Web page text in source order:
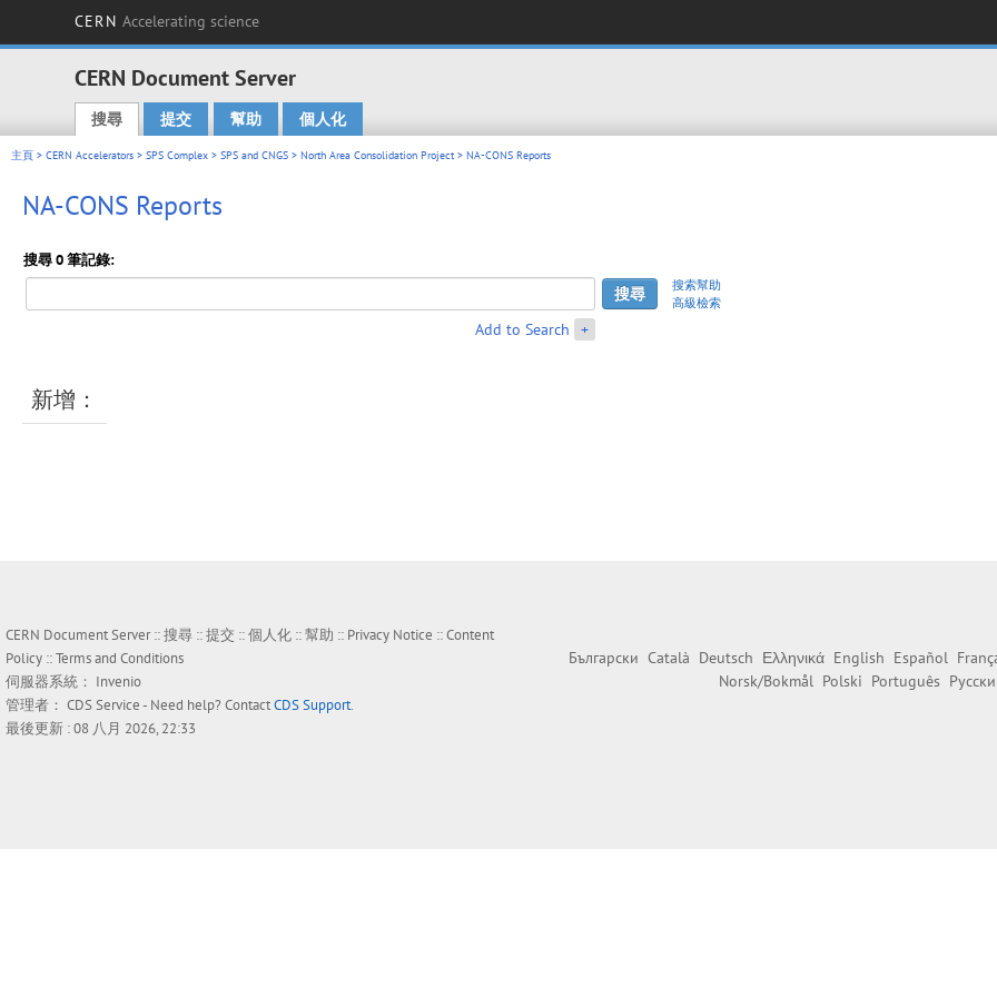
CERN Accelerating science
CERN Document Server
Main menu
搜尋 提交 幫助 個人化
主頁 > CERN Accelerators > SPS Complex > SPS and CNGS > North Area Consolidation Project> NA-CONS Reports
NA-CONS Reports
搜尋 0 筆記錄:
搜索幫助
高級檢索
Add to Search +
新增：
CERN Document Server ::搜尋 ::提交 ::個人化 ::幫助 :: Privacy Notice ::Content
Policy ::Terms and Conditions
伺服器系統： Invenio
管理者： CDS Service- Need help? ContactCDS Support.
最後更新 : 08 八月 2026, 22:33
Български Català Deutsch Ελληνικά English Español
Norsk/Bokmål Polski Português